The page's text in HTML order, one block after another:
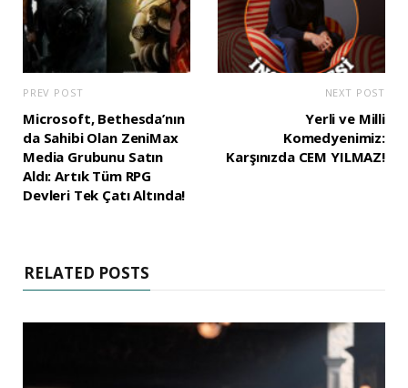
PREV POST
Microsoft, Bethesda’nın
da Sahibi Olan ZeniMax
Media Grubunu Satın
Aldı: Artık Tüm RPG
Devleri Tek Çatı Altında!
NEXT POST
Yerli ve Milli
Komedyenimiz:
Karşınızda CEM YILMAZ!
RELATED POSTS